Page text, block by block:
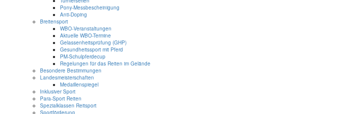
Pony-Messbescheinigung
Anti-Doping
Breitensport
WBO-Veranstaltungen
Aktuelle WBO-Termine
Gelassenheitsprüfung (GHP)
Gesundheitssport mit Pferd
PM-Schulpferdecup
Regelungen für das Reiten im Gelände
Besondere Bestimmungen
Landesmeisterschaften
Medaillenspiegel
Inklusiver Sport
Para-Sport Reiten
Spezialklassen Reitsport
Sportförderung